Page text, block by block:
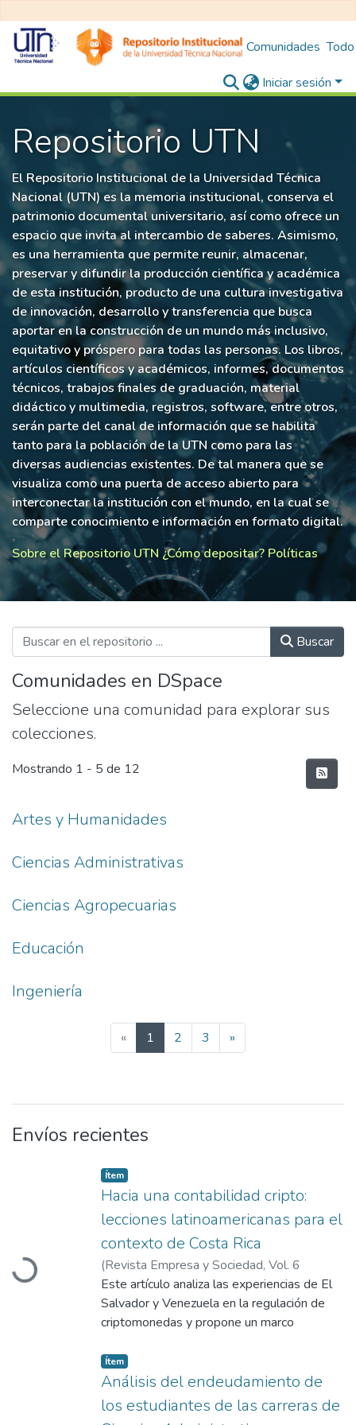
Comunidades
Iniciar sesión
Repositorio UTN
El Repositorio Institucional de la Universidad Técnica
Nacional (UTN) es la memoria institucional, conserva el
patrimonio documental universitario, así como ofrece un
espacio que invita al intercambio de saberes. Asimismo,
es una herramienta que permite reunir, almacenar,
preservar y difundir la producción científica y académica
de esta institución, producto de una cultura investigativa
de innovación, desarrollo y transferencia que busca
aportar en la construcción de un mundo más inclusivo,
equitativo y próspero para todas las personas. Los libros,
artículos científicos y académicos, informes, documentos
técnicos, trabajos finales de graduación, material
didáctico y multimedia, registros, software, entre otros,
serán parte del canal de información que se habilita
tanto para la población de la UTN como para las
diversas audiencias existentes. De tal manera que se
visualiza como una puerta de acceso abierto para
interconectar la institución con el mundo, en la cual se
comparte conocimiento e información en formato digital.
Sobre el Repositorio UTN ¿Cómo depositar? Políticas
Buscar
Comunidades en DSpace
Seleccione una comunidad para explorar sus
colecciones.
Mostrando 1 - 5 de 12
Artes y Humanidades
Ciencias Administrativas
Ciencias Agropecuarias
Educación
Ingeniería
« 1 (current)
2 3 »
Envíos recientes
Cargando...
Ítem
Hacia una contabilidad cripto:
lecciones latinoamericanas para el
contexto de Costa Rica
(Revista Empresa y Sociedad, Vol. 6
(2024).,2026-02-18) Thomas Arce,
Joselyn;Morales Núñez, Oscar;Corrales
Vargas, Jairol
Este artículo analiza las experiencias de El
Salvador y Venezuela en la regulación de
criptomonedas y propone un marco
una metodología cualitativa con enfoque
exploratorio. La muestra incluyó a
profesionales del Colegio de Contadores
Ítem
Análisis del endeudamiento de
los estudiantes de las carreras de